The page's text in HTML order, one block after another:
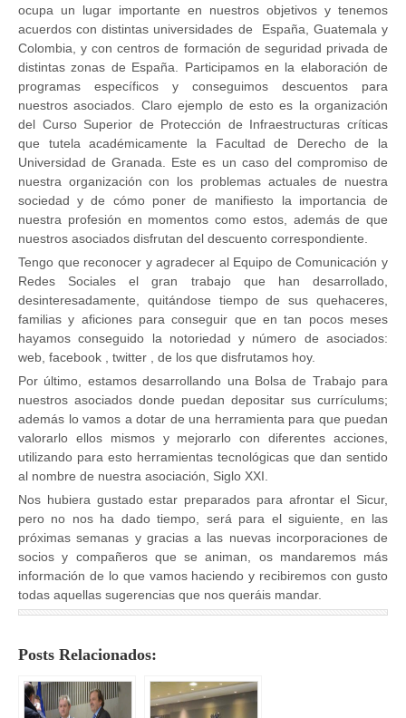
ocupa un lugar importante en nuestros objetivos y tenemos
acuerdos con distintas universidades de España, Guatemala y
Colombia, y con centros de formación de seguridad privada de
distintas zonas de España. Participamos en la elaboración de
programas específicos y conseguimos descuentos para
nuestros asociados. Claro ejemplo de esto es la organización
del Curso Superior de Protección de Infraestructuras críticas
que tutela académicamente la Facultad de Derecho de la
Universidad de Granada. Este es un caso del compromiso de
nuestra organización con los problemas actuales de nuestra
sociedad y de cómo poner de manifiesto la importancia de
nuestra profesión en momentos como estos, además de que
nuestros asociados disfrutan del descuento correspondiente.
Tengo que reconocer y agradecer al Equipo de Comunicación y
Redes Sociales el gran trabajo que han desarrollado,
desinteresadamente, quitándose tiempo de sus quehaceres,
familias y aficiones para conseguir que en tan pocos meses
hayamos conseguido la notoriedad y número de asociados:
web, facebook , twitter , de los que disfrutamos hoy.
Por último, estamos desarrollando una Bolsa de Trabajo para
nuestros asociados donde puedan depositar sus currículums;
además lo vamos a dotar de una herramienta para que puedan
valorarlo ellos mismos y mejorarlo con diferentes acciones,
utilizando para esto herramientas tecnológicas que dan sentido
al nombre de nuestra asociación, Siglo XXI.
Nos hubiera gustado estar preparados para afrontar el Sicur,
pero no nos ha dado tiempo, será para el siguiente, en las
próximas semanas y gracias a las nuevas incorporaciones de
socios y compañeros que se animan, os mandaremos más
información de lo que vamos haciendo y recibiremos con gusto
todas aquellas sugerencias que nos queráis mandar.
Posts Relacionados: